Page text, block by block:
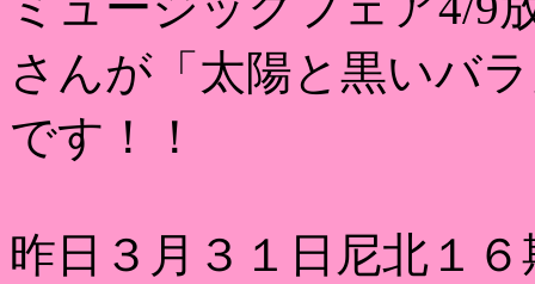
さんが「太陽と黒いバ
です！！
昨日３月３１日尼北１